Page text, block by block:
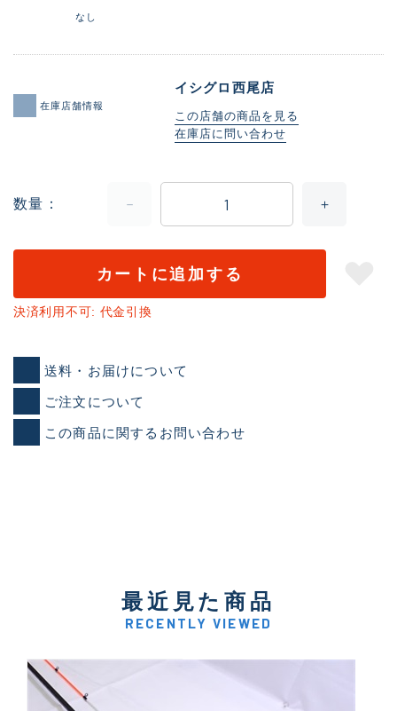
なし
在庫店舗情報
イシグロ西尾店
この店舗の商品を見る
在庫店に問い合わせ
数量
カートに追加する
決済利用不可: 代金引換
送料・お届けについて
ご注文について
この商品に関するお問い合わせ
最近見た商品
RECENTLY VIEWED